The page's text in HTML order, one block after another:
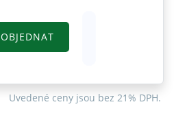
OBJEDNAT
Uvedené ceny jsou bez 21% DPH.